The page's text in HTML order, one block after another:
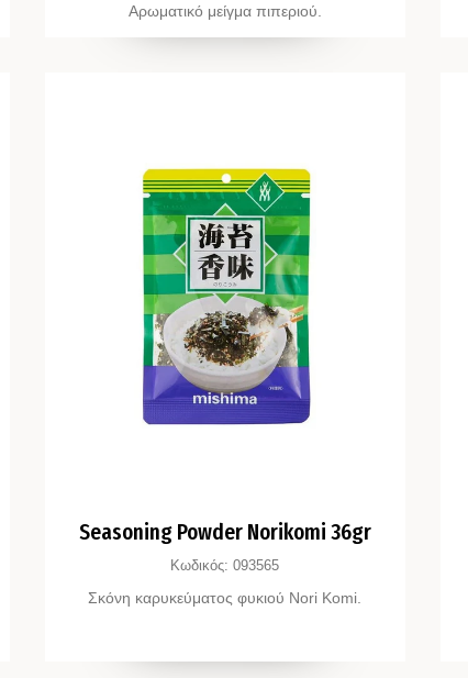
Αρωματικό μείγμα πιπεριού.
Seasoning Powder Norikomi 36gr
Κωδικός: 093565
Σκόνη καρυκεύματος φυκιού Nori Komi.